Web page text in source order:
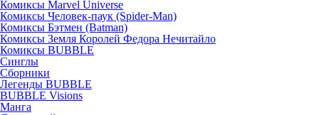
Комиксы Marvel Universe
Комиксы Человек-паук (Spider-Man)
Комиксы Бэтмен (Batman)
Комиксы Земля Королей Федора Нечитайло
Комиксы BUBBLE
Синглы
Сборники
Легенды BUBBLE
BUBBLE Visions
Манга